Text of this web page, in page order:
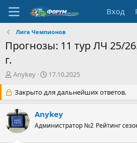
Вход
Лига Чемпионов
Прогнозы: 11 тур ЛЧ 25/
г.
А
т
о
р
т
е
м
Anykey
Д
т
а
н
а
ч
17.10.2025
Закрыто для дальнейших ответов.
Anykey
Администратор №2 Рейтинг